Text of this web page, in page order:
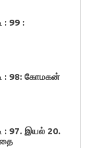
: 99 :
: 98: கோமகன்
: 97. இயல் 20.